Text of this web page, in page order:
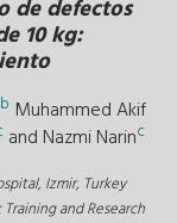
de defectos
10 kg:
b Muhammed Akif
and Nazmi Narinc
Izmir, Turkey
and Research